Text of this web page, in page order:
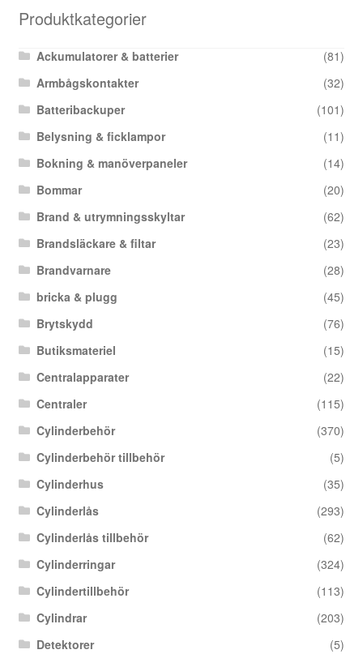
Produktkategorier
Ackumulatorer & batterier
(81)
Armbågskontakter
(32)
Batteribackuper
(101)
Belysning & ficklampor
(11)
Bokning & manöverpaneler
(14)
Bommar
(20)
Brand & utrymningsskyltar
(62)
Brandsläckare & filtar
(23)
Brandvarnare
(28)
bricka & plugg
(45)
Brytskydd
(76)
Butiksmateriel
(15)
Centralapparater
(22)
Centraler
(115)
Cylinderbehör
(370)
Cylinderbehör tillbehör
(5)
Cylinderhus
(35)
Cylinderlås
(293)
Cylinderlås tillbehör
(62)
Cylinderringar
(324)
Cylindertillbehör
(113)
Cylindrar
(203)
Detektorer
(5)